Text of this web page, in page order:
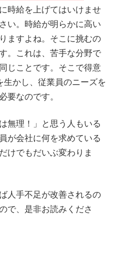
時給を上げてはいけませ
い。時給が明らかに高い
ますよね。そこに挑むの
。これは、苦手な分野で
じことです。そこで得意
生かし、従業員のニーズを
要なのです。
無理！」と思う人もいる
が会社に何を求めている
けでもだいぶ変わりま
人手不足が改善されるの
で、是非お読みくださ